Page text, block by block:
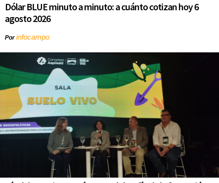
Dólar BLUE minuto a minuto: a cuánto cotizan hoy 6
agosto 2026
Porinfocampo